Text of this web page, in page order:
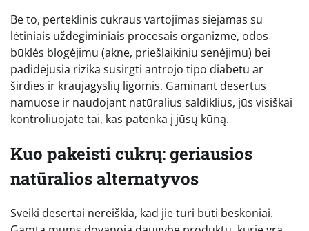
Be to, perteklinis cukraus vartojimas siejamas su
lėtiniais uždegiminiais procesais organizme, odos
būklės blogėjimu (akne, priešlaikiniu senėjimu) bei
padidėjusia rizika susirgti antrojo tipo diabetu ar
širdies ir kraujagyslių ligomis. Gaminant desertus
namuose ir naudojant natūralius saldiklius, jūs visiškai
kontroliuojate tai, kas patenka į jūsų kūną.
Kuo pakeisti cukrų: geriausios
natūralios alternatyvos
Sveiki desertai nereiškia, kad jie turi būti beskoniai.